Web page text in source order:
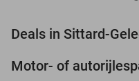
Deals in Sittard-
Motor- of